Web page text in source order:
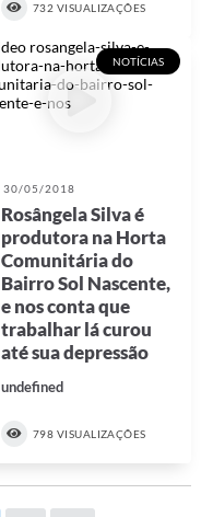
732 VISUALIZAÇÕES
NOTÍCIAS
30/05/2018
Rosângela Silva é
produtora na Horta
Comunitária do
Bairro Sol Nascente,
e nos conta que
trabalhar lá curou
até sua depressão
undefined
798 VISUALIZAÇÕES